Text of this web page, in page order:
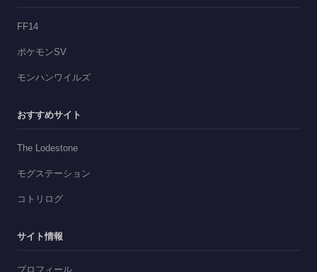
FF14
ポケモンSV
モンハンワイルズ
おすすめサイト
The Lodestone
モグステーション
コトリログ
サイト情報
プロフィール